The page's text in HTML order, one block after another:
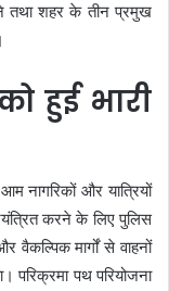
तथा शहर के तीन प्रमुख
हुई भारी
नागरिकों और यात्रियों
करने के लिए पुलिस
मार्गों से वाहनों
परिक्रमा पथ परियोजना